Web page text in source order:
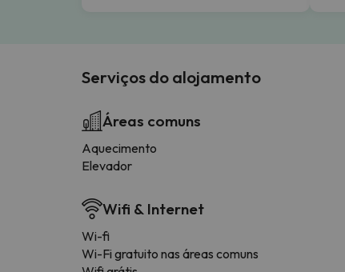
Serviços do alojamento
Áreas comuns
Aquecimento
Elevador
Wifi & Internet
Wi-fi
Wi-Fi gratuito nas áreas comuns